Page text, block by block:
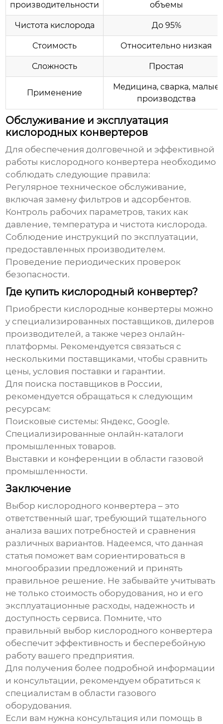
производительности объемы
Чистота кислорода До 95%
Стоимость Относительно низкая
Сложность Простая
Применение
Медицина, сварка, малые
производства
Обслуживание и эксплуатация
кислородных конвертеров
Для обеспечения долговечной и эффективной
работы кислородного конвертера необходимо
соблюдать следующие правила:
Регулярное техническое обслуживание,
включая замену фильтров и адсорбентов.
Контроль рабочих параметров, таких как
давление, температура и чистота кислорода.
Соблюдение инструкций по эксплуатации,
предоставленных производителем.
Проведение периодических проверок
безопасности.
Где купить кислородный конвертер?
Приобрести кислородные конвертеры можно
у специализированных поставщиков, дилеров
производителей, а также через онлайн-
платформы. Рекомендуется связаться с
несколькими поставщиками, чтобы сравнить
цены, условия поставки и гарантии.
Для поиска поставщиков в России,
рекомендуется обращаться к следующим
ресурсам:
Поисковые системы: Яндекс, Google.
Специализированные онлайн-каталоги
промышленных товаров.
Выставки и конференции в области газовой
промышленности.
Заключение
Выбор кислородного конвертера – это
ответственный шаг, требующий тщательного
анализа ваших потребностей и сравнения
различных вариантов. Надеемся, что данная
статья поможет вам сориентироваться в
многообразии предложений и принять
правильное решение. Не забывайте учитывать
не только стоимость оборудования, но и его
эксплуатационные расходы, надежность и
доступность сервиса. Помните, что
правильный выбор кислородного конвертера
обеспечит эффективность и бесперебойную
работу вашего предприятия.
Для получения более подробной информации
и консультации, рекомендуем обратиться к
специалистам в области газового
оборудования.
Если вам нужна консультация или помощь в